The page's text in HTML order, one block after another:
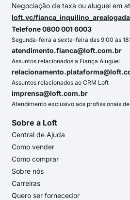
Negociação de taxa ou aluguel em
loft.vc/fianca_inquilino_arealogada
Telefone 0800 001 6003
Segunda-feira a sexta-feira das 9:00 às
atendimento.fianca@loft.com.br
Assuntos relacionados a Fiança Aluguel
Assuntos relacionados ao CRM Loft
imprensa@loft.com.br
Atendimento exclusivo aos profissionais
Sobre a Loft
Central de Ajuda
Como vender
Como comprar
Sobre nós
Carreiras
Quero ser fornecedor